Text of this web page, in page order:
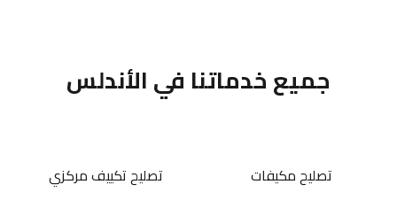
جميع خدماتنا في الأندلس
تصليح مكيفات تصليح تكييف مركزي